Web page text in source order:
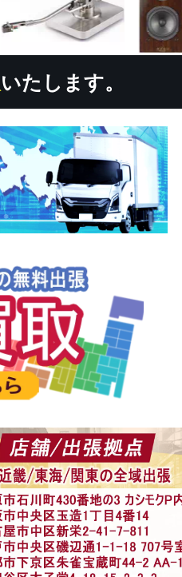
いたします。